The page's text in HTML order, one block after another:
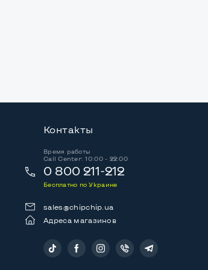
Контакты
Время работы
Call Center: 10:00 - 22:00
0 800 211-212
Бесплатно по Украине
sales@chipchip.ua
Адреса магазинов